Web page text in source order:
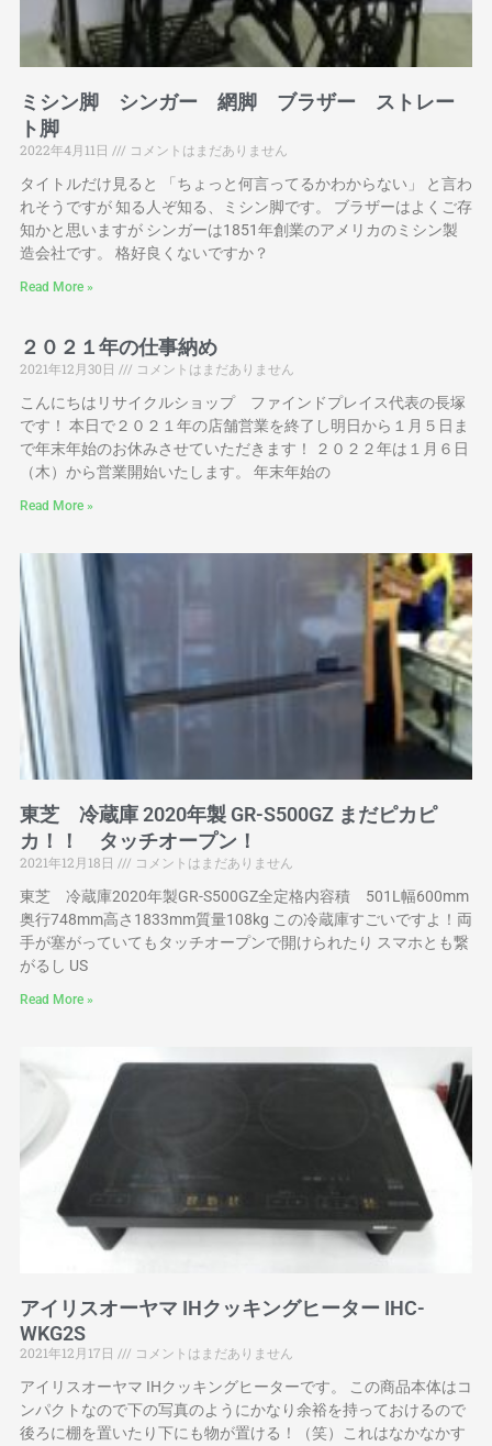
ミシン脚 シンガー 網脚 ブラザー ストレー
ト脚
2022年4月11日
コメントはまだありません
タイトルだけ見ると 「ちょっと何言ってるかわからない」 と言わ
れそうですが 知る人ぞ知る、ミシン脚です。 ブラザーはよくご存
知かと思いますが シンガーは1851年創業のアメリカのミシン製
造会社です。 格好良くないですか？
Read More »
２０２１年の仕事納め
2021年12月30日
コメントはまだありません
こんにちはリサイクルショップ ファインドプレイス代表の長塚
です！ 本日で２０２１年の店舗営業を終了し明日から１月５日ま
で年末年始のお休みさせていただきます！ ２０２２年は１月６日
（木）から営業開始いたします。 年末年始の
Read More »
東芝 冷蔵庫 2020年製 GR-S500GZ まだピカピ
カ！！ タッチオープン！
2021年12月18日
コメントはまだありません
東芝 冷蔵庫2020年製GR-S500GZ全定格内容積 501L幅600mm
奥行748mm高さ1833mm質量108kg この冷蔵庫すごいですよ！両
手が塞がっていてもタッチオープンで開けられたり スマホとも繋
がるし US
Read More »
アイリスオーヤマ IHクッキングヒーター IHC-
WKG2S
2021年12月17日
コメントはまだありません
アイリスオーヤマ IHクッキングヒーターです。 この商品本体はコ
ンパクトなので下の写真のようにかなり余裕を持っておけるので
後ろに棚を置いたり下にも物が置ける！（笑）これはなかなかす